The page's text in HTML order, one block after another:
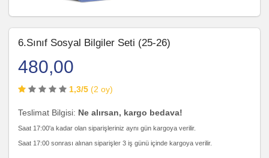
6.Sınıf Sosyal Bilgiler Seti (25-26)
480,00
1,3/5 (2 oy)
Teslimat Bilgisi: Ne alırsan, kargo bedava!
Saat 17:00'a kadar olan siparişleriniz aynı gün kargoya verilir.
Saat 17:00 sonrası alınan siparişler 3 iş günü içinde kargoya verilir.